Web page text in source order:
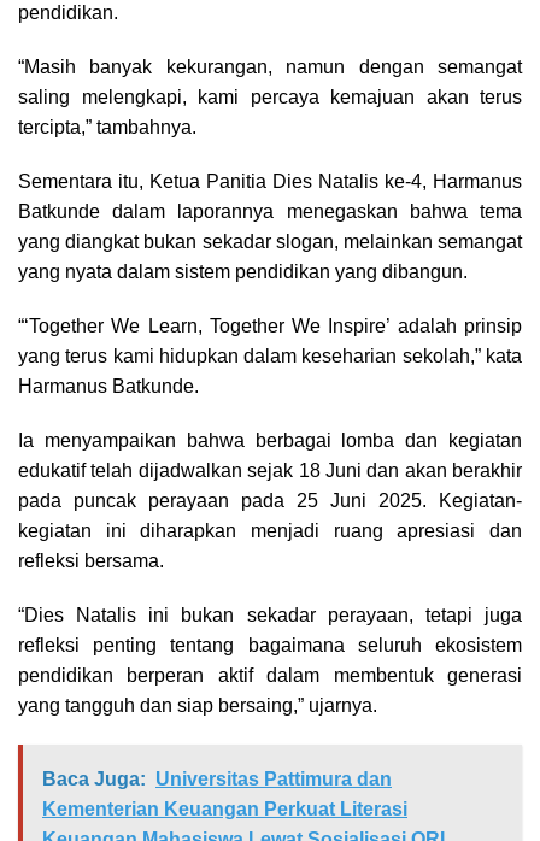
pendidikan.
“Masih banyak kekurangan, namun dengan semangat
saling melengkapi, kami percaya kemajuan akan terus
tercipta,” tambahnya.
Sementara itu, Ketua Panitia Dies Natalis ke-4, Harmanus
Batkunde dalam laporannya menegaskan bahwa tema
yang diangkat bukan sekadar slogan, melainkan semangat
yang nyata dalam sistem pendidikan yang dibangun.
“‘Together We Learn, Together We Inspire’ adalah prinsip
yang terus kami hidupkan dalam keseharian sekolah,” kata
Harmanus Batkunde.
Ia menyampaikan bahwa berbagai lomba dan kegiatan
edukatif telah dijadwalkan sejak 18 Juni dan akan berakhir
pada puncak perayaan pada 25 Juni 2025. Kegiatan-
kegiatan ini diharapkan menjadi ruang apresiasi dan
refleksi bersama.
“Dies Natalis ini bukan sekadar perayaan, tetapi juga
refleksi penting tentang bagaimana seluruh ekosistem
pendidikan berperan aktif dalam membentuk generasi
yang tangguh dan siap bersaing,” ujarnya.
Baca Juga: Universitas Pattimura dan
Kementerian Keuangan Perkuat Literasi